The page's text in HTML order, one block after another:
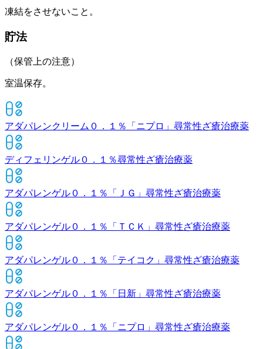
凍結をさせないこと。
貯法
（保管上の注意）
室温保存。
アダパレンクリーム０．１％「ニプロ」 尋常性ざ瘡治療薬
ディフェリンゲル０．１％尋常性ざ瘡治療薬
アダパレンゲル０．１％「ＪＧ」 尋常性ざ瘡治療薬
アダパレンゲル０．１％「ＴＣＫ」 尋常性ざ瘡治療薬
アダパレンゲル０．１％「テイコク」 尋常性ざ瘡治療薬
アダパレンゲル０．１％「日新」 尋常性ざ瘡治療薬
アダパレンゲル０．１％「ニプロ」 尋常性ざ瘡治療薬